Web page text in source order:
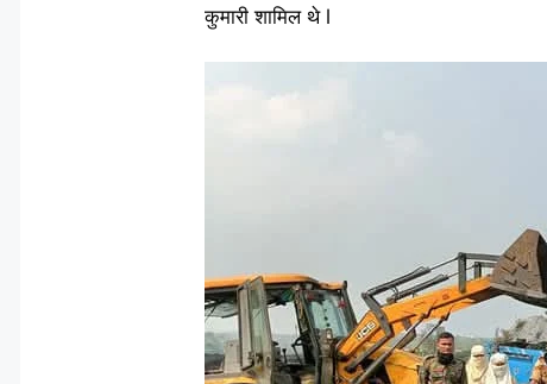
कुमारी शामिल थे l